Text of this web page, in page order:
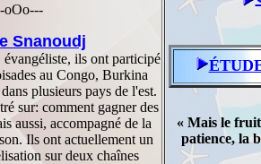
oOo---
Snanoudj
ils ont participé
au Congo, Burkina
plusieurs pays de l'est.
sur: comment gagner des
aussi, accompagné de la
Ils ont actuellement un
sur deux chaînes
« Mais le
patience, la